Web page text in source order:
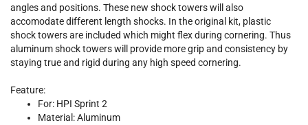
angles and positions. These new shock towers will also
accomodate different length shocks. In the original kit, plastic
shock towers are included which might flex during cornering. Thus
aluminum shock towers will provide more grip and consistency by
staying true and rigid during any high speed cornering.
Feature:
For: HPI Sprint 2
Material: Aluminum